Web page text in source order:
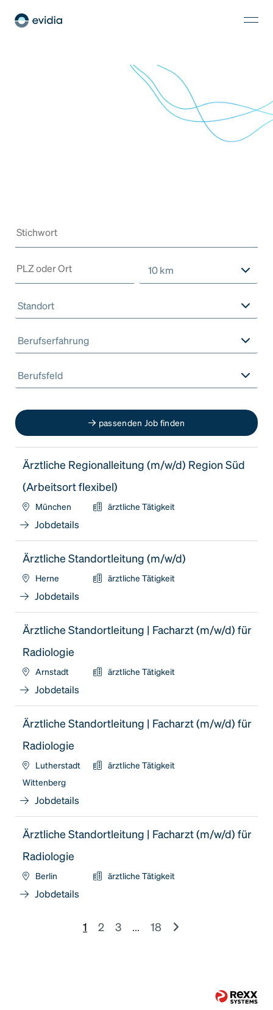
10 km
Standort
Berufserfahrung
Berufsfeld
passenden Job finden
Ärztliche Regionalleitung (m/w/d) Region Süd
(Arbeitsort flexibel)
München ärztliche Tätigkeit
Jobdetails
Ärztliche Standortleitung (m/w/d)
Herne ärztliche Tätigkeit
Jobdetails
Ärztliche Standortleitung | Facharzt (m/w/d) für
Radiologie
Arnstadt ärztliche Tätigkeit
Jobdetails
Ärztliche Standortleitung | Facharzt (m/w/d) für
Radiologie
Lutherstadt
Wittenberg
ärztliche Tätigkeit
Jobdetails
Ärztliche Standortleitung | Facharzt (m/w/d) für
Radiologie
Berlin ärztliche Tätigkeit
Jobdetails
1 2 3 ... 18